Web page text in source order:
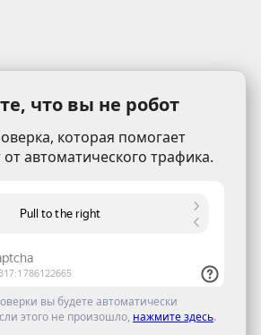
что вы не робот
которая помогает
автоматического трафика.
вы будете автоматически
этого не произошло, нажмите здесь.